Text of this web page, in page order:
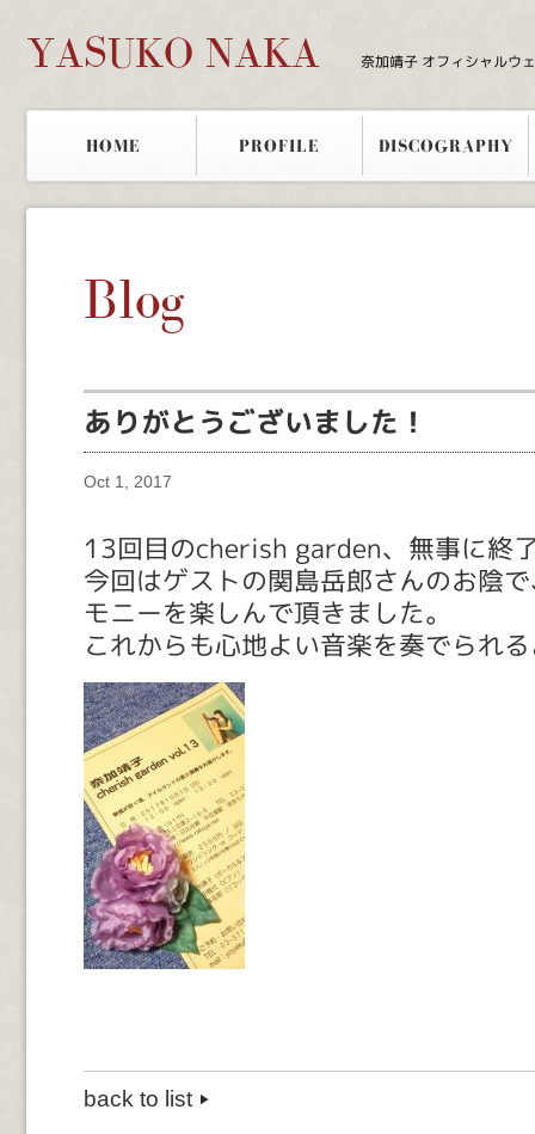
YASUKO NAKA 奈加靖子 オフィシャルウ
HOME PROFILE DISCOGRAPHY
Blog
ありがとうございました！
Oct 1, 2017
13回目のcherish garden、無事に終
今回はゲストの関島岳郎さんのお陰
モニーを楽しんで頂きました。
これからも心地よい音楽を奏でられ
back to list